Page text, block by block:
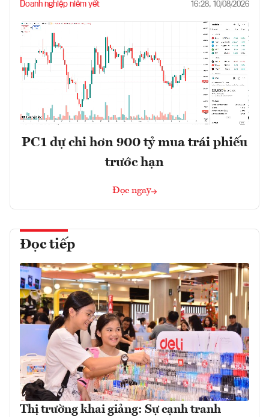
Doanh nghiệp niêm yết 16:28, 10/08/2026
PC1 dự chi hơn 900 tỷ mua trái phiếu
trước hạn
Đọc ngay
Đọc tiếp
Thị trường khai giảng: Sự cạnh tranh